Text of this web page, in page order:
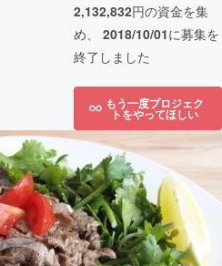
2,132,832円の資金を集
め、 2018/10/01に募集を
終了しました
もう一度プロジェク
トをやってほしい